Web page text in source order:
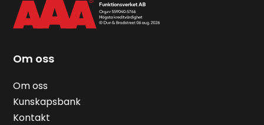
Om oss
Om oss
Kunskapsbank
Kontakt